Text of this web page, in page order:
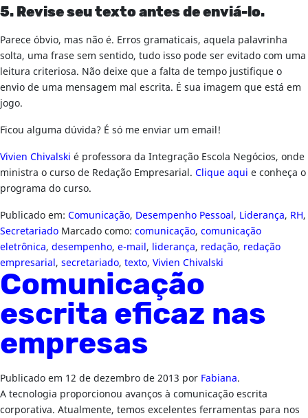
5. Revise seu texto antes de enviá-lo.
Parece óbvio, mas não é. Erros gramaticais, aquela palavrinha
solta, uma frase sem sentido, tudo isso pode ser evitado com uma
leitura criteriosa. Não deixe que a falta de tempo justifique o
envio de uma mensagem mal escrita. É sua imagem que está em
jogo.
Ficou alguma dúvida? É só me enviar um email!
Vivien Chivalski é professora da Integração Escola Negócios, onde
ministra o curso de Redação Empresarial. Clique aqui e conheça o
programa do curso.
Publicado em: Comunicação, Desempenho Pessoal, Liderança, RH,
Secretariado Marcado como: comunicação, comunicação
eletrônica, desempenho, e-mail, liderança, redação, redação
empresarial, secretariado, texto, Vivien Chivalski
Comunicação
escrita eficaz nas
empresas
Publicado em 12 de dezembro de 2013 por Fabiana.
A tecnologia proporcionou avanços à comunicação escrita
corporativa. Atualmente, temos excelentes ferramentas para nos